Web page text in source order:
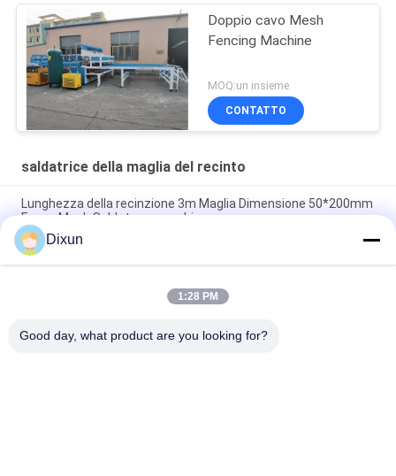
Doppio cavo Mesh
Fencing Machine
MOQ:un insieme
CONTATTO
saldatrice della maglia del recinto
Lunghezza della recinzione 3m Maglia Dimensione 50*200mm
Fence Mesh Saldatura macchina
Saldatrice a rete per recinzione in filo zincato da 50 * 50 mm
con dimensioni di maglia 50 * 50 mm
Capacità di piegamento online 60 pc/saldatrice della maglia
Dixun
1:28 PM
Good day, what product are you looking for?